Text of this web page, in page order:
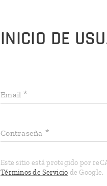
INICIO DE
Email
Contraseña
Este sitio está protegido por
Términos de Servicio de Google.